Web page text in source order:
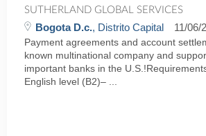
SUTHERLAND GLOBAL SERVICES
Bogota D.c., Distrito Capital 11/06/
Payment agreements and account
known multinational company and
important banks in the
English level (B2)– ...